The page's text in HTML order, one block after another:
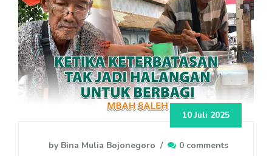
10 Juli 2025
by Bina Mulia Bojonegoro / 0 comments